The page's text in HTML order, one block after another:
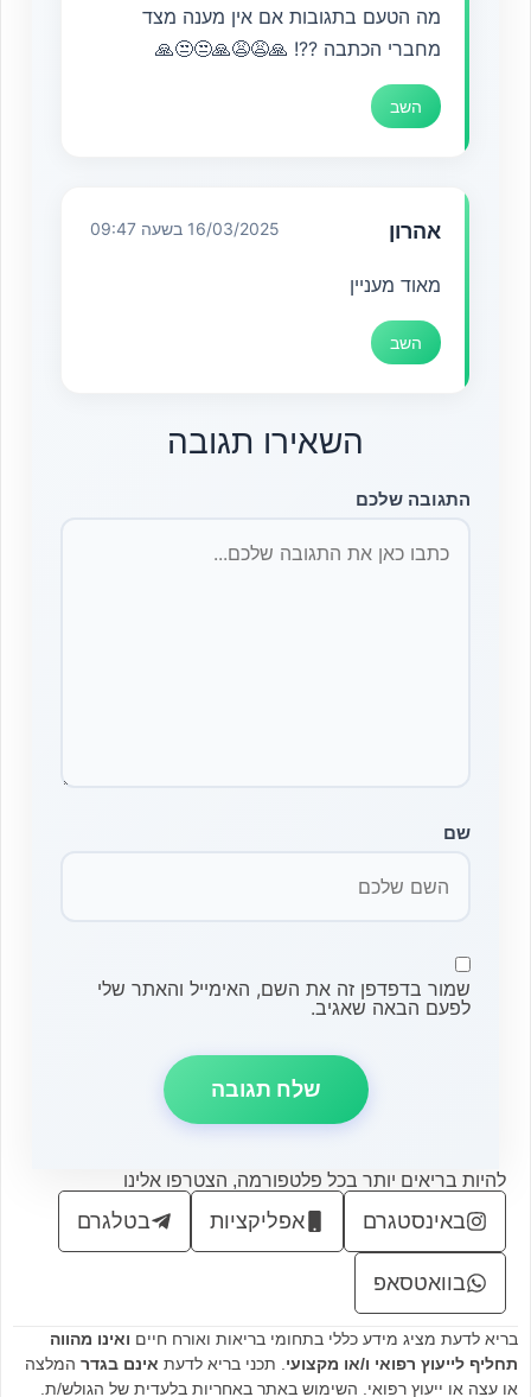
מה הטעם בתגובות אם אין מענה מצד
מחברי הכתבה ??! 🙏😩😩🙏😒😒🙏
השב
אהרון 16/03/2025 בשעה 09:47
מאוד מעניין
השב
השאירו תגובה
התגובה שלכם
שם
שמור בדפדפן זה את השם, האימייל והאתר שלי
לפעם הבאה שאגיב.
להיות בריאים יותר בכל פלטפורמה, הצטרפו אלינו
באינסטגרם אפליקציות בטלגרם
בוואטסאפ
בריא לדעת מציג מידע כללי בתחומי בריאות ואורח חיים ואינו מהווה
תחליף לייעוץ רפואי ו/או מקצועי . תכני בריא לדעת אינם בגדר המלצה
או עצה או ייעוץ רפואי. השימוש באתר באחריות בלעדית של הגולש/ת.